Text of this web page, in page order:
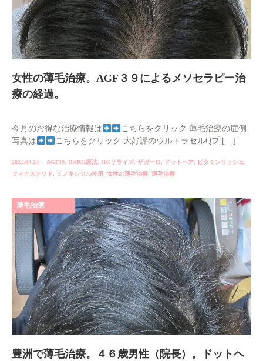
女性の薄毛治療。AGF３９によるメソセラピー治
療の経過。
今月のお得な治療情報は
こちらをクリック 薄毛治療の症例
写真は
こちらをクリック 大好評のウルトラセルQプ […]
2021.04.24 AGF39, HARG療法, HGリライズ, ザガーロ, ドットヘア, ビタミンリッシュ ,
フィナステリド, ミノキシジル外用, 女性の薄毛治療, 薄毛治療
薄毛治療
豊洲で薄毛治療。４６歳男性（院長）。ドットヘ